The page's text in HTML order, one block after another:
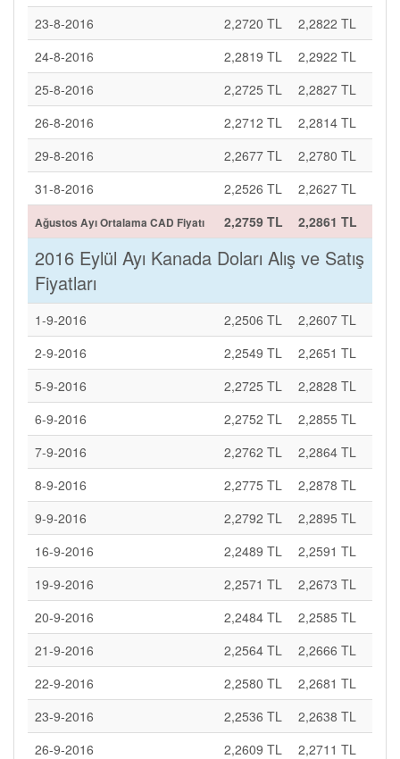
23-8-2016
2,2720 TL
2,2822 TL
24-8-2016
2,2819 TL
2,2922 TL
25-8-2016
2,2725 TL
2,2827 TL
26-8-2016
2,2712 TL
2,2814 TL
29-8-2016
2,2677 TL
2,2780 TL
31-8-2016
2,2526 TL 2,2627 TL
Ağustos Ayı Ortalama CAD Fiyatı 2,2759 TL 2,2861 TL
2016 Eylül Ayı Kanada Doları Alış ve Satış
Fiyatları
1-9-2016 2,2506 TL
2,2607 TL
2-9-2016
2,2549 TL
2,2651 TL
5-9-2016
2,2725 TL
2,2828 TL
6-9-2016
2,2752 TL
2,2855 TL
7-9-2016
2,2762 TL
2,2864 TL
8-9-2016
2,2775 TL
2,2878 TL
9-9-2016
2,2792 TL
2,2895 TL
16-9-2016
2,2489 TL
2,2591 TL
19-9-2016
2,2571 TL
2,2673 TL
20-9-2016
2,2484 TL
2,2585 TL
21-9-2016
2,2564 TL
2,2666 TL
22-9-2016
2,2580 TL
2,2681 TL
23-9-2016
2,2536 TL
2,2638 TL
26-9-2016
2,2609 TL
2,2711 TL